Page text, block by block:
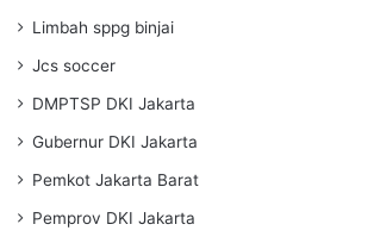
Limbah sppg binjai
Jcs soccer
DMPTSP DKI Jakarta
Gubernur DKI Jakarta
Pemkot Jakarta Barat
Pemprov DKI Jakarta